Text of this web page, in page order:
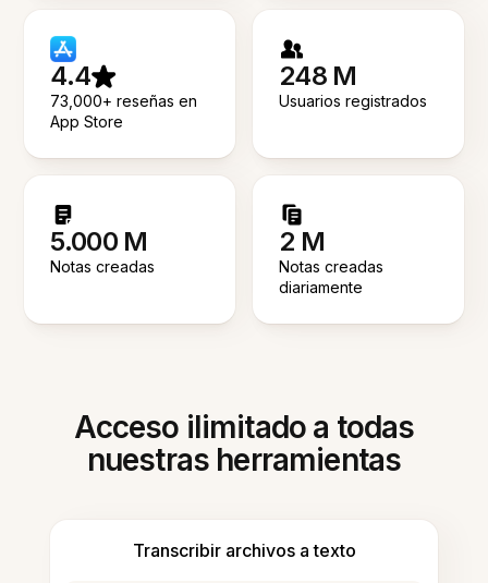
4.4
73,000+ reseñas en
App Store
248 M
Usuarios registrados
5.000 M
Notas creadas
2 M
Notas creadas
diariamente
Acceso ilimitado a todas
nuestras herramientas
Transcribir archivos a texto